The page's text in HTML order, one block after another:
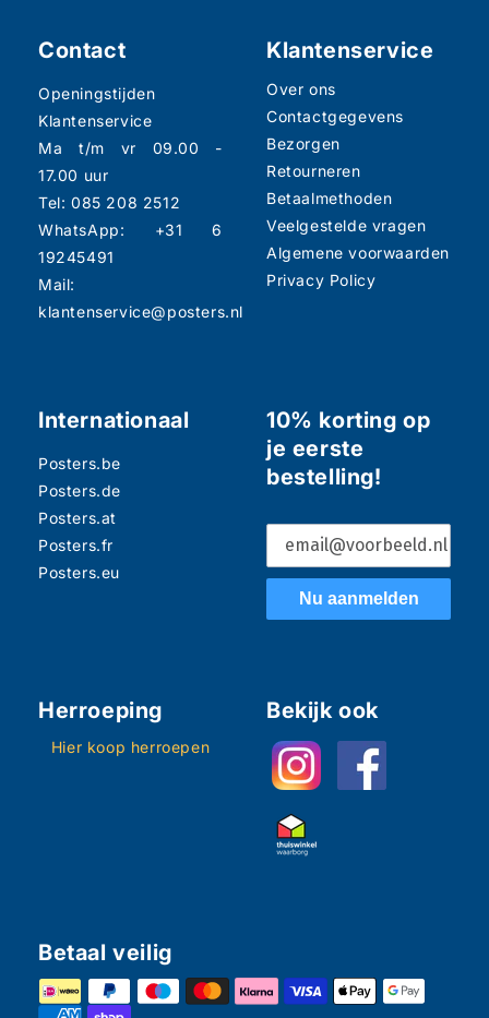
Contact
Openingstijden
Klantenservice
Ma t/m vr 09.00 -
17.00 uur
Tel: 085 208 2512
WhatsApp: +31 6
19245491
Mail:
klantenservice@posters.nl
Klantenservice
Over ons
Contactgegevens
Bezorgen
Retourneren
Betaalmethoden
Veelgestelde vragen
Algemene voorwaarden
Privacy Policy
Internationaal
Posters.be
Posters.de
Posters.at
Posters.fr
Posters.eu
10% korting op
je eerste
bestelling!
Nu aanmelden
Herroeping
Hier koop herroepen
Bekijk ook
Betaal veilig